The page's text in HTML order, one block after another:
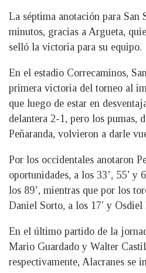
La séptima anotación para San
minutos, gracias a Argueta,
selló la victoria para su equipo.
En el estadio Correcaminos,
primera victoria del torneo al
que luego de estar en
delantera 2-1, pero los pumas,
Peñaranda, volvieron a darle
Por los occidentales anotaron
oportunidades, a los 33’, 55’ y
los 89’, mientras que por los
Daniel Sorto, a los 17′ y Osdiel
En el último partido de la
Mario Guardado y Walter
respectivamente, Alacranes se